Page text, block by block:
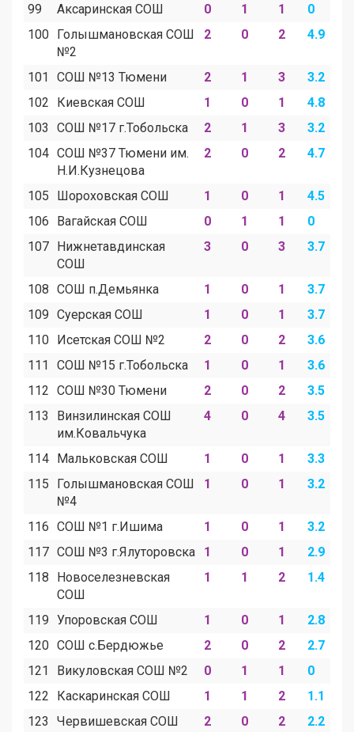
99
Аксаринская СОШ 0 1 1 0
100 Голышмановская СОШ
№2
2 0 2 4.9
101 СОШ №13 Тюмени 2 1 3 3.2
102
Киевская СОШ 1 0 1 4.8
103
СОШ №17 г.Тобольска 2 1 3 3.2
104 СОШ №37 Тюмени им.
Н.И.Кузнецова
2 0 2 4.7
105 Шороховская СОШ 1 0 1 4.5
106
Вагайская СОШ 0 1 1 0
107 Нижнетавдинская
СОШ
3 0 3 3.7
108 СОШ п.Демьянка 1 0 1 3.7
109 Суерская СОШ 1 0 1 3.7
110 Исетская СОШ №2 2 0 2 3.6
111
СОШ №15 г.Тобольска 1 0 1 3.6
112 СОШ №30 Тюмени 2 0 2 3.5
113
Винзилинская СОШ
им.Ковальчука
4 0 4 3.5
114 Мальковская СОШ 1 0 1 3.3
115
Голышмановская СОШ
№4
1 0 1 3.2
116 СОШ №1 г.Ишима 1 0 1 3.2
117 СОШ №3 г.Ялуторовска 1 0 1 2.9
118
Новоселезневская
СОШ
1 1 2 1.4
119 Упоровская СОШ 1 0 1 2.8
120 СОШ с.Бердюжье 2 0 2 2.7
121
Викуловская СОШ №2 0 1 1 0
122
Каскаринская СОШ 1 1 2 1.1
123
Червишевская СОШ 2 0 2 2.2